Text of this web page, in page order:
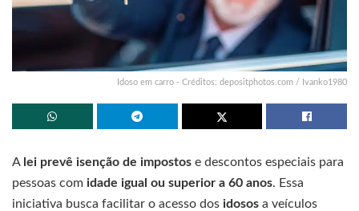
Idoso em carro - Créditos: depositphotos.com / Ivanko1980
A lei prevê isenção de impostos e descontos especiais para
pessoas com idade igual ou superior a 60 anos. Essa
iniciativa busca facilitar o acesso dos idosos a veículos